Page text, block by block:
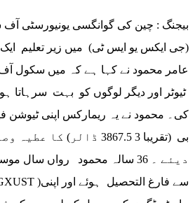
(جی ایکس یو ایس ٹی) میں زیر تعلیم
عامر محمود نے کہا ہے کہ میں سکول آف
ٹیوٹر اور دیگر لوگوں کو بہت سرہاتا
بی (تقریبا 3 3867.5 ڈالر)
دیئے ۔ 36 سالہ محمود رواں